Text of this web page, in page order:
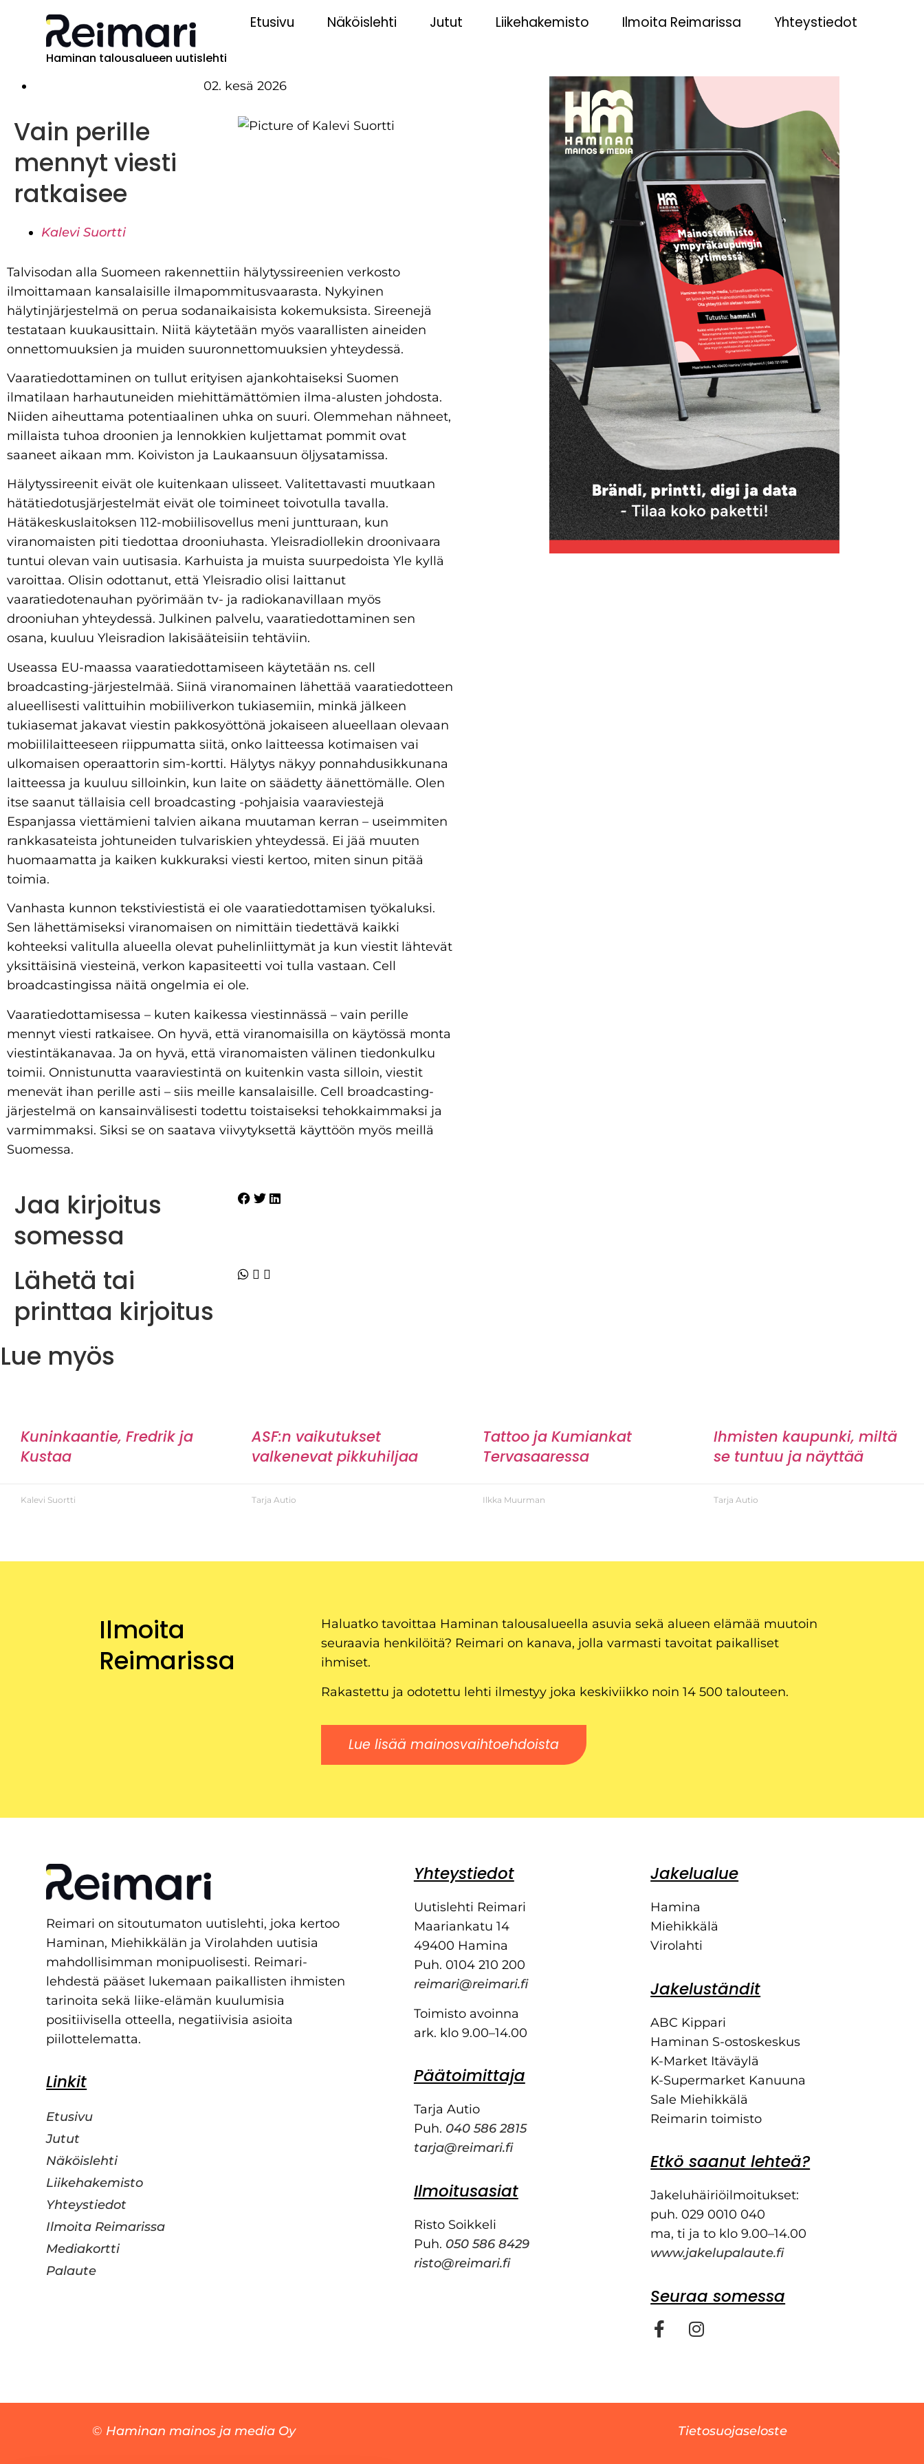
Haminan talousalueen uutislehti
Etusivu Näköislehti Jutut Liikehakemisto Ilmoita Reimarissa Yhteystiedot
02. kesä 2026
Vain perille
mennyt viesti
ratkaisee
Kalevi Suortti
Talvisodan alla Suomeen rakennettiin hälytyssireenien verkosto
ilmoittamaan kansalaisille ilmapommitusvaarasta. Nykyinen
hälytinjärjestelmä on perua sodanaikaisista kokemuksista. Sireenejä
testataan kuukausittain. Niitä käytetään myös vaarallisten aineiden
onnettomuuksien ja muiden suuronnettomuuksien yhteydessä.
Vaaratiedottaminen on tullut erityisen ajankohtaiseksi Suomen
ilmatilaan harhautuneiden miehittämättömien ilma-alusten johdosta.
Niiden aiheuttama potentiaalinen uhka on suuri. Olemmehan nähneet,
millaista tuhoa droonien ja lennokkien kuljettamat pommit ovat
saaneet aikaan mm. Koiviston ja Laukaansuun öljysatamissa.
Hälytyssireenit eivät ole kuitenkaan ulisseet. Valitettavasti muutkaan
hätätiedotusjärjestelmät eivät ole toimineet toivotulla tavalla.
Hätäkeskuslaitoksen 112-mobiilisovellus meni juntturaan, kun
viranomaisten piti tiedottaa drooniuhasta. Yleisradiollekin droonivaara
tuntui olevan vain uutisasia. Karhuista ja muista suurpedoista Yle kyllä
varoittaa. Olisin odottanut, että Yleisradio olisi laittanut
vaaratiedotenauhan pyörimään tv- ja radiokanavillaan myös
drooniuhan yhteydessä. Julkinen palvelu, vaaratiedottaminen sen
osana, kuuluu Yleisradion lakisääteisiin tehtäviin.
Useassa EU-maassa vaaratiedottamiseen käytetään ns. cell
broadcasting-järjestelmää. Siinä viranomainen lähettää vaaratiedotteen
alueellisesti valittuihin mobiiliverkon tukiasemiin, minkä jälkeen
tukiasemat jakavat viestin pakkosyöttönä jokaiseen alueellaan olevaan
mobiililaitteeseen riippumatta siitä, onko laitteessa kotimaisen vai
ulkomaisen operaattorin sim-kortti. Hälytys näkyy ponnahdusikkunana
laitteessa ja kuuluu silloinkin, kun laite on säädetty äänettömälle. Olen
itse saanut tällaisia cell broadcasting -pohjaisia vaaraviestejä
Espanjassa viettämieni talvien aikana muutaman kerran – useimmiten
rankkasateista johtuneiden tulvariskien yhteydessä. Ei jää muuten
huomaamatta ja kaiken kukkuraksi viesti kertoo, miten sinun pitää
toimia.
Vanhasta kunnon tekstiviestistä ei ole vaaratiedottamisen työkaluksi.
Sen lähettämiseksi viranomaisen on nimittäin tiedettävä kaikki
kohteeksi valitulla alueella olevat puhelinliittymät ja kun viestit lähtevät
yksittäisinä viesteinä, verkon kapasiteetti voi tulla vastaan. Cell
broadcastingissa näitä ongelmia ei ole.
Vaaratiedottamisessa – kuten kaikessa viestinnässä – vain perille
mennyt viesti ratkaisee. On hyvä, että viranomaisilla on käytössä monta
viestintäkanavaa. Ja on hyvä, että viranomaisten välinen tiedonkulku
toimii. Onnistunutta vaaraviestintä on kuitenkin vasta silloin, viestit
menevät ihan perille asti – siis meille kansalaisille. Cell broadcasting-
järjestelmä on kansainvälisesti todettu toistaiseksi tehokkaimmaksi ja
varmimmaksi. Siksi se on saatava viivytyksettä käyttöön myös meillä
Suomessa.
Jaa kirjoitus
somessa
Lähetä tai
printtaa kirjoitus
Lue myös
Kuninkaantie, Fredrik ja
Kustaa
Kalevi Suortti
ASF:n vaikutukset
valkenevat pikkuhiljaa
Tarja Autio
Tattoo ja Kumiankat
Tervasaaressa
Ilkka Muurman
Ihmisten kaupunki, miltä
se tuntuu ja näyttää
Tarja Autio
Ilmoita
Reimarissa
Haluatko tavoittaa Haminan talousalueella asuvia sekä alueen elämää muutoin
seuraavia henkilöitä? Reimari on kanava, jolla varmasti tavoitat paikalliset
ihmiset.
Rakastettu ja odotettu lehti ilmestyy joka keskiviikko noin 14 500 talouteen.
Lue lisää mainosvaihtoehdoista
Reimari on sitoutumaton uutislehti, joka kertoo
Haminan, Miehikkälän ja Virolahden uutisia
mahdollisimman monipuolisesti. Reimari-
lehdestä pääset lukemaan paikallisten ihmisten
tarinoita sekä liike-elämän kuulumisia
positiivisella otteella, negatiivisia asioita
piilottelematta.
Linkit
Etusivu
Jutut
Näköislehti
Liikehakemisto
Yhteystiedot
Ilmoita Reimarissa
Mediakortti
Palaute
Yhteystiedot
Uutislehti Reimari
Maariankatu 14
49400 Hamina
Puh. 0104 210 200
reimari@reimari.fi
Toimisto avoinna
ark. klo 9.00–14.00
Päätoimittaja
Tarja Autio
Puh. 040 586 2815
tarja@reimari.fi
Ilmoitusasiat
Risto Soikkeli
Puh. 050 586 8429
risto@reimari.fi
Jakelualue
Hamina
Miehikkälä
Virolahti
Jakeluständit
ABC Kippari
Haminan S-ostoskeskus
K-Market Itäväylä
K-Supermarket Kanuuna
Sale Miehikkälä
Reimarin toimisto
Etkö saanut lehteä?
Jakeluhäiriöilmoitukset:
puh. 029 0010 040
ma, ti ja to klo 9.00–14.00
www.jakelupalaute.fi
Seuraa somessa
© Haminan mainos ja media Oy Tietosuojaseloste